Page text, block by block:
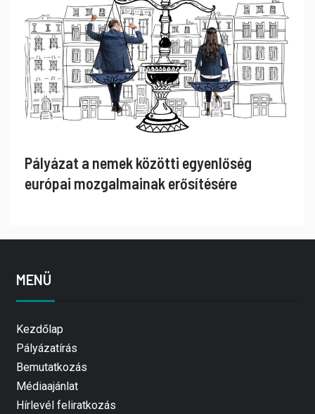
Pályázat a nemek közötti egyenlőség
európai mozgalmainak erősítésére
MENÜ
Kezdőlap
Pályázatírás
Bemutatkozás
Médiaajánlat
Hírlevél feliratkozás